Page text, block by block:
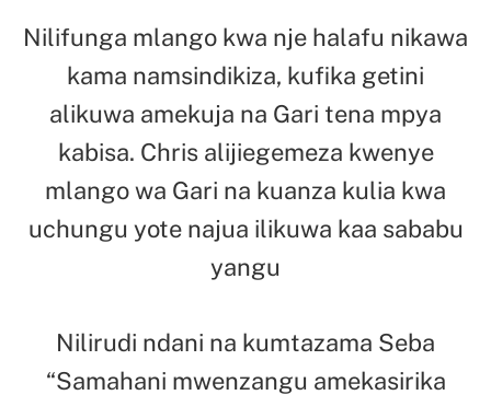
Nilifunga mlango kwa nje halafu nikawa
kama namsindikiza, kufika getini
alikuwa amekuja na Gari tena mpya
kabisa. Chris alijiegemeza kwenye
mlango wa Gari na kuanza kulia kwa
uchungu yote najua ilikuwa kaa sababu
yangu
Nilirudi ndani na kumtazama Seba
“Samahani mwenzangu amekasirika